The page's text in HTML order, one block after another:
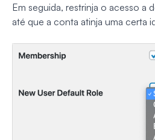
Em seguida, restrinja o acesso a
até que a conta atinja uma certa